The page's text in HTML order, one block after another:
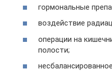
гормональные
воздействие
операции на
полости;